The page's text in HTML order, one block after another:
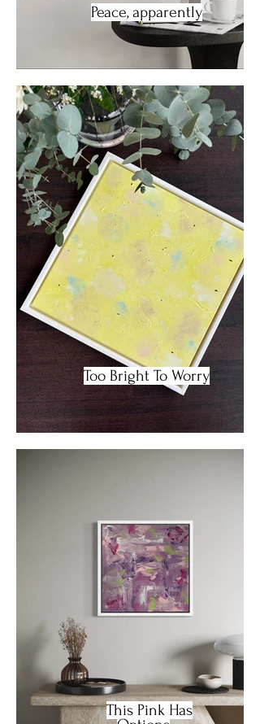
Peace, apparently
Too Bright To Worry
This Pink Has